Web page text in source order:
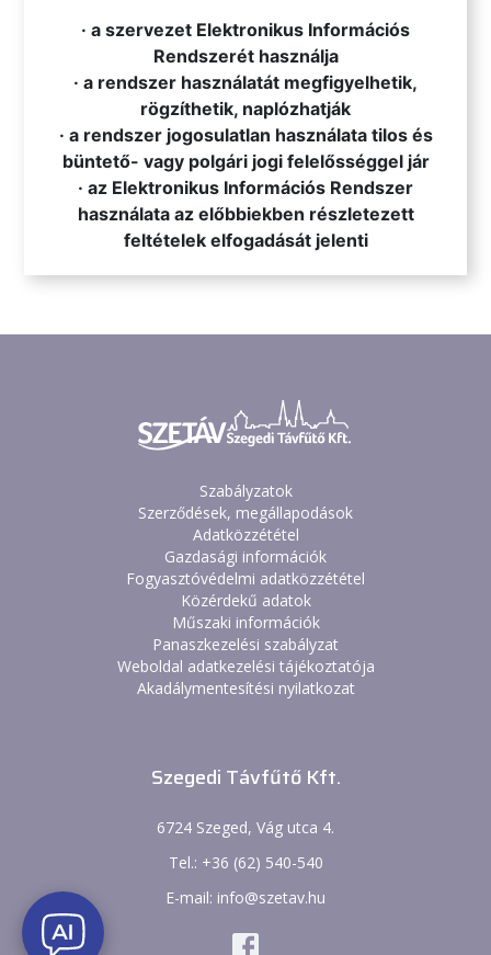
· a szervezet Elektronikus Információs
Rendszerét használja
· a rendszer használatát megfigyelhetik,
rögzíthetik, naplózhatják
· a rendszer jogosulatlan használata tilos és
büntető- vagy polgári jogi felelősséggel jár
· az Elektronikus Információs Rendszer
használata az előbbiekben részletezett
feltételek elfogadását jelenti
Szabályzatok
Szerződések, megállapodások
Adatközzététel
Gazdasági információk
Fogyasztóvédelmi adatközzététel
Közérdekű adatok
Műszaki információk
Panaszkezelési szabályzat
Weboldal adatkezelési tájékoztatója
Akadálymentesítési nyilatkozat
Szegedi Távfűtő Kft.
6724 Szeged, Vág utca 4.
Tel.: +36 (62) 540-540
E-mail: info@szetav.hu